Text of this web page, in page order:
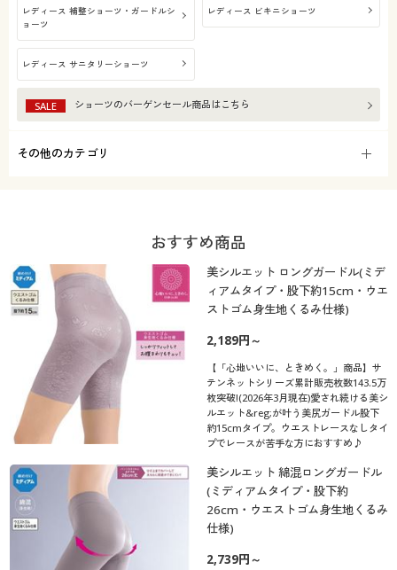
レディース 補整ショーツ・ガードルシ
ョーツ
レディース ビキニショーツ
レディース サニタリーショーツ
SALE ショーツのバーゲンセール商品はこちら
その他のカテゴリ
おすすめ商品
美シルエット ロングガードル(ミデ
ィアムタイプ・股下約15cm・ウエ
ストゴム身生地くるみ仕様)
2,189円～
【「心地いいに、ときめく。」商品】サ
テンネットシリーズ累計販売枚数143.5万
枚突破!(2026年3月現在)愛され続ける美シ
ルエット&reg;が叶う美尻ガードル股下
約15cmタイプ。ウエストレースなしタイ
プでレースが苦手な方におすすめ♪
美シルエット 綿混ロングガードル
(ミディアムタイプ・股下約
26cm・ウエストゴム身生地くるみ
仕様)
2,739円～